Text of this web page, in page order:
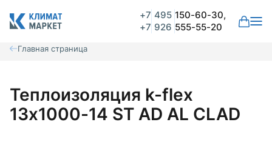
+7 495 150-60-30,
+7 926 555-55-20
Главная страница
Теплоизоляция k-flex
13х1000-14 ST AD AL CLAD